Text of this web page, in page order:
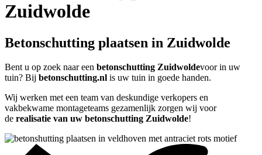
Zuidwolde
Betonschutting plaatsen in Zuidwolde
Bent u op zoek naar een betonschutting Zuidwoldevoor in uw
tuin? Bij betonschutting.nl is uw tuin in goede handen.
Wij werken met een team van deskundige verkopers en
vakbekwame montageteams gezamenlijk zorgen wij voor
de realisatie van uw betonschutting Zuidwolde!